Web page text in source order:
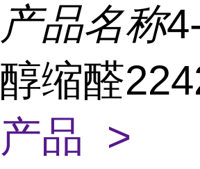
产品名称
醇缩醛
产品 >